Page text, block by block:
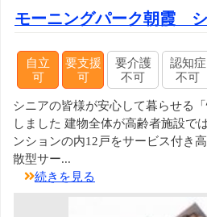
モーニングパーク朝霞
自立
可
要支援
可
要介護
不可
認知症
不可
シニアの皆様が安心して暮らせる
しました 建物全体が高齢者施設で
ンションの内12戸をサービス付き
散型サー...
続きを見る